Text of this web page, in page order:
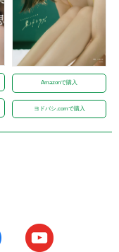
Amazonで購入
ヨドバシ.comで購入